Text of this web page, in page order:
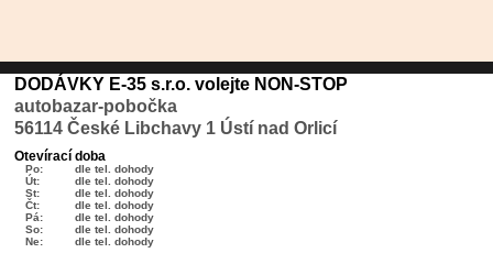
DODÁVKY E-35 s.r.o. volejte NON-STOP
autobazar-pobočka
56114 České Libchavy 1 Ústí nad Orlicí
Otevírací doba
Po:
dle tel. dohody
Út:
dle tel. dohody
St:
dle tel. dohody
Čt:
dle tel. dohody
Pá:
dle tel. dohody
So:
dle tel. dohody
Ne:
dle tel. dohody